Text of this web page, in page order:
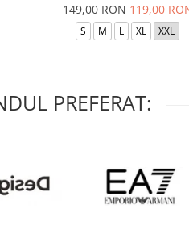
149,00 RON119,00
S M L XL XXL
PREFERAT: